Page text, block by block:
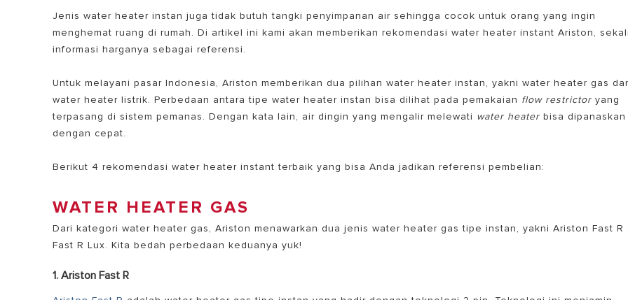
SEMUA MODEL PEMANAS AIR LISTRIK
Jenis water heater instan juga tidak butuh tangki penyimpanan air sehingga cocok untuk orang yang ingin
menghemat ruang di rumah. Di artikel ini kami akan memberikan rekomendasi water heater instant Ariston,
informasi harganya sebagai referensi.
Untuk melayani pasar Indonesia, Ariston memberikan dua pilihan water heater instan, yakni water heater gas
water heater listrik. Perbedaan antara tipe water heater instan bisa dilihat pada pemakaian flow restrictor yang
terpasang di sistem pemanas. Dengan kata lain, air dingin yang mengalir melewati water heaterbisa dipanaskan
dengan cepat.
Berikut 4 rekomendasi water heater instant terbaik yang bisa Anda jadikan referensi pembelian:
WATER HEATER GAS
Dari kategori water heater gas, Ariston menawarkan dua jenis water heater gas tipe instan, yakni Ariston Fast R
Fast R Lux. Kita bedah perbedaan keduanya yuk!
1. Ariston Fast R